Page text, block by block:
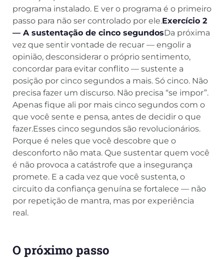
programa instalado. E ver o programa é o primeiro
passo para não ser controlado por ele.Exercício 2
— A sustentação de cinco segundosDa próxima
vez que sentir vontade de recuar — engolir a
opinião, desconsiderar o próprio sentimento,
concordar para evitar conflito — sustente a
posição por cinco segundos a mais. Só cinco. Não
precisa fazer um discurso. Não precisa “se impor”.
Apenas fique ali por mais cinco segundos com o
que você sente e pensa, antes de decidir o que
fazer.Esses cinco segundos são revolucionários.
Porque é neles que você descobre que o
desconforto não mata. Que sustentar quem você
é não provoca a catástrofe que a insegurança
promete. E a cada vez que você sustenta, o
circuito da confiança genuína se fortalece — não
por repetição de mantra, mas por experiência
real.
O próximo passo